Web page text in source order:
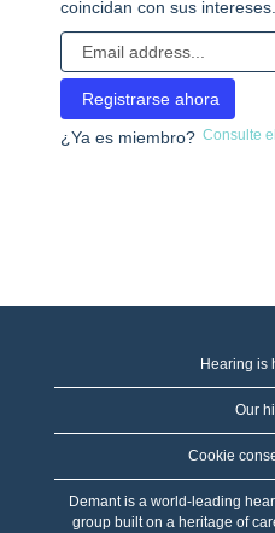
coincidan con sus intereses.
¿Ya es miembro? Consulte
Hearing is
Our
Cookie
Demant is a world-leading
group built on a heritage of